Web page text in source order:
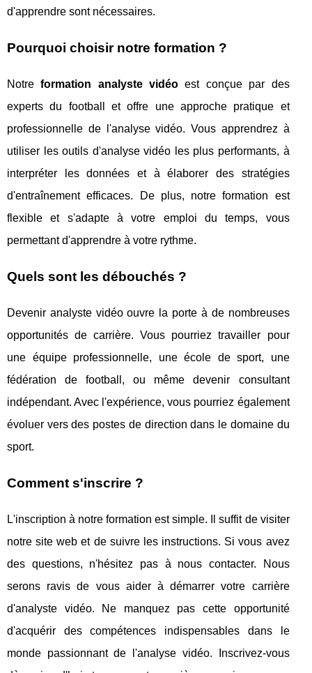
d'apprendre sont nécessaires.
Pourquoi choisir notre formation ?
Notreformation analyste vidéo est conçue par des
experts du football et offre une approche pratique et
professionnelle de l'analyse vidéo. Vous apprendrez à
utiliser les outils d'analyse vidéo les plus performants, à
interpréter les données et à élaborer des stratégies
d'entraînement efficaces. De plus, notre formation est
flexible et s'adapte à votre emploi du temps, vous
permettant d'apprendre à votre rythme.
Quels sont les débouchés ?
Devenir analyste vidéo ouvre la porte à de nombreuses
opportunités de carrière. Vous pourriez travailler pour
une équipe professionnelle, une école de sport, une
fédération de football, ou même devenir consultant
indépendant. Avec l'expérience, vous pourriez également
évoluer vers des postes de direction dans le domaine du
sport.
Comment s'inscrire ?
L'inscription à notre formation est simple. Il suffit de visiter
notre site web et de suivre les instructions. Si vous avez
des questions, n'hésitez pas à nous contacter. Nous
serons ravis de vous aider à démarrer votre carrière
d'analyste vidéo. Ne manquez pas cette opportunité
d'acquérir des compétences indispensables dans le
monde passionnant de l'analyse vidéo. Inscrivez-vous